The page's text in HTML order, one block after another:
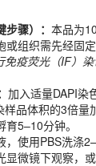
免疫荧光（IF）
加入适量DAPI染
品体积的3倍量
育5–10分钟。
，使用PBS洗涤
显微镜下观察，
骤） ： 本品为
或组织需先经固
疫荧光（IF）
加入适量DAPI染
样品体积的3倍量
育5–10分钟。
，使用PBS洗涤
显微镜下观察，